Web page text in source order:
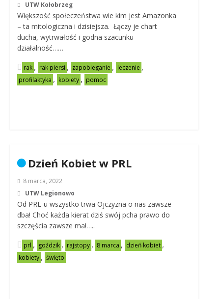
UTW Kołobrzeg
Większość społeczeństwa wie kim jest Amazonka
– ta mitologiczna i dzisiejsza. Łączy je chart
ducha, wytrwałość i godna szacunku
działalność……
rak , rak piersi , zapobieganie , leczenie ,
profilaktyka , kobiety , pomoc
Dzień Kobiet w PRL
8 marca, 2022
UTW Legionowo
Od PRL-u wszystko trwa Ojczyzna o nas zawsze
dba! Choć każda kierat dziś swój pcha prawo do
szczęścia zawsze ma!…..
prl , goździk , rajstopy , 8 marca , dzień kobiet ,
kobiety , święto